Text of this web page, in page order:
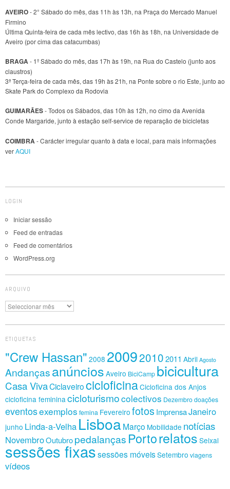
AVEIRO- 2° Sábado do mês, das 11h às 13h, na Praça do Mercado Manuel
Firmino
Última Quinta-feira de cada mês lectivo, das 16h às 18h, na Universidade de
Aveiro (por cima das catacumbas)
BRAGA- 1º Sábado do mês, das 17h às 19h, na Rua do Castelo (junto aos
claustros)
3ª Terça-feira de cada mês, das 19h às 21h, na Ponte sobre o rio Este, junto ao
Skate Park do Complexo da Rodovia
GUIMARÃES- Todos os Sábados, das 10h às 12h, no cimo da Avenida
Conde Margaride, junto à estação self-service de reparação de bicicletas
COIMBRA- Carácter irregular quanto à data e local, para mais informações
verAQUI
LOGIN
Iniciar sessão
Feed de entradas
Feed de comentários
WordPress.org
ARQUIVO
Arquivo
ETIQUETAS
"Crew Hassan" 2008 200920102011 Abril Agosto
Andançasanúncios Aveiro BiciCamp bicicultura
Casa VivaCiclaveirocicloficinaCicloficina dos Anjos
cicloficina feminina cicloturismocolectivos Dezembrodoações
eventosexemplos femina Fevereiro fotos ImprensaJaneiro
junho Linda-a-Velha LisboaMarço Mobilidade notícias
NovembroOutubropedalanças Portorelatos Seixal
sessões fixassessões móveisSetembro viagens
vídeos